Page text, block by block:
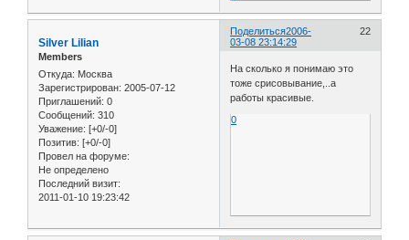
Поделиться 22
2006-
03-08 23:14:29
Silver Lilian
Members
Откуда: Москва
Зарегистрирован: 2005-07-12
Приглашений: 0
Сообщений: 310
Уважение: [+0/-0]
Позитив: [+0/-0]
Провел на форуме:
Не определено
Последний визит:
2011-01-10 19:23:42
На сколько я понимаю это
тоже срисовывание,..а
работы красивые.
0